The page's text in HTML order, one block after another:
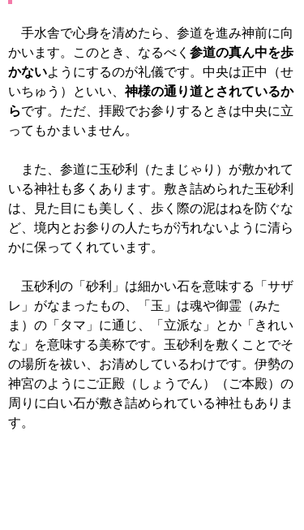
手水舎で心身を清めたら、参道を進み神前に向
かいます。このとき、なるべく 参道の真ん中を歩
かないようにするのが礼儀です。中央は正中（せ
いちゅう）といい、神様の通り道とされているか
らです。ただ、拝殿でお参りするときは中央に立
ってもかまいません。
また、参道に玉砂利（たまじゃり）が敷かれて
いる神社も多くあります。敷き詰められた玉砂利
は、見た目にも美しく、歩く際の泥はねを防ぐな
ど、境内とお参りの人たちが汚れないように清ら
かに保ってくれています。
玉砂利の「砂利」は細かい石を意味する「サザ
レ」がなまったもの、「玉」は魂や御霊（みた
ま）の「タマ」に通じ、「立派な」とか「きれい
な」を意味する美称です。玉砂利を敷くことでそ
の場所を祓い、お清めしているわけです。伊勢の
神宮のようにご正殿（しょうでん）（ご本殿）の
周りに白い石が敷き詰められている神社もありま
す。